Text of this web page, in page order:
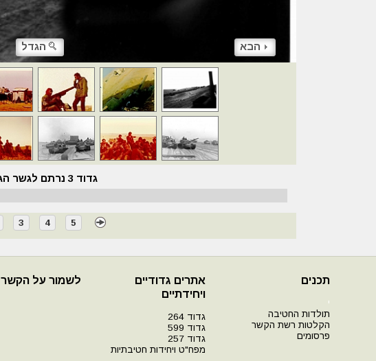
הגדל הבא
גדוד 3 נרתם לגשר הגלילים
3 4 5
תכנים
י
תולדות החטיבה
הקלטות רשת הקשר
פרסומים
אתרים גדודיים
ויחידתיים
גדוד 264
גדוד 599
גדוד 257
מפח"ט ויחידות חטיבתיות
לשמור על הקשר